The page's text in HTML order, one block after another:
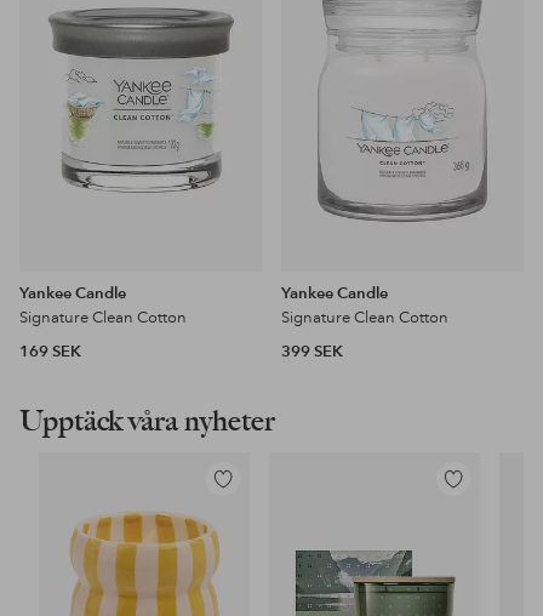
favoriter
Yankee Candle
Signature Clean Cotton
169 SEK
favoriter
Yankee Candle
Signature Clean Cotton
399 SEK
Upptäck våra nyheter
Lägg
i
favoriter
Lägg